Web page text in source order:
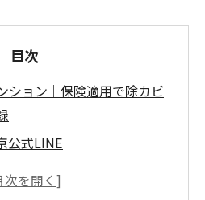
目次
ション｜保険適用で除カビ
公式LINE
玄関を入った瞬間に広がる